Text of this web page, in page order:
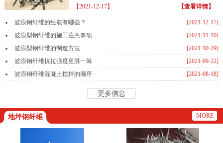
【2021-12-17】
【查看详情】
[2021-12-17]
波浪钢纤维的性能有哪些？
[2021-11-10]
波浪型钢纤维的施工注意事项
[2021-10-29]
波浪型钢纤维的制造方法
[2021-09-22]
波浪钢纤维抗拉强度更胜一筹
[2021-08-18]
波浪钢纤维混凝土搅拌的顺序
更多信息
地坪钢纤维 MORE